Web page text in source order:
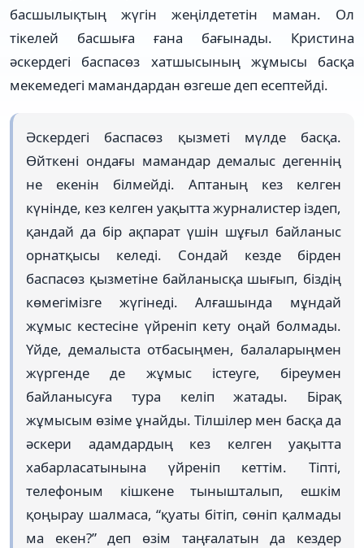
басшылықтың жүгін жеңілдететін маман. Ол
тікелей басшыға ғана бағынады. Кристина
әскердегі баспасөз хатшысының жұмысы басқа
мекемедегі мамандардан өзгеше деп есептейді.
Әскердегі баспасөз қызметі мүлде басқа.
Өйткені ондағы мамандар демалыс дегеннің
не екенін білмейді. Аптаның кез келген
күнінде, кез келген уақытта журналистер іздеп,
қандай да бір ақпарат үшін шұғыл байланыс
орнатқысы келеді. Сондай кезде бірден
баспасөз қызметіне байланысқа шығып, біздің
көмегімізге жүгінеді. Алғашында мұндай
жұмыс кестесіне үйреніп кету оңай болмады.
Үйде, демалыста отбасыңмен, балаларыңмен
жүргенде де жұмыс істеуге, біреумен
байланысуға тура келіп жатады. Бірақ
жұмысым өзіме ұнайды. Тілшілер мен басқа да
әскери адамдардың кез келген уақытта
хабарласатынына үйреніп кеттім. Тіпті,
телефоным кішкене тынышталып, ешкім
қоңырау шалмаса, “қуаты бітіп, сөніп қалмады
ма екен?” деп өзім таңғалатын да кездер